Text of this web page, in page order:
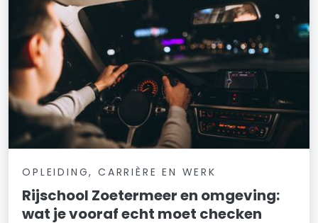
OPLEIDING, CARRIÈRE EN WERK
Rijschool Zoetermeer en omgeving:
wat je vooraf echt moet checken